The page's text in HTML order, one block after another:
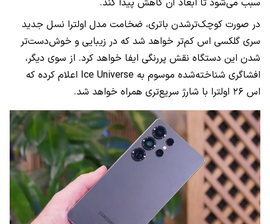
سبب می‌شود تا ابعاد آن کاهش پیدا کند.
در صورت کوچک‌ترشدن باتری، ضخامت مدل اولترا نسل جدید
سری گلکسی اس کم‌تر خواهد شد که در زیبایی و خوش‌دست‌تر
شدن این دستگاه نقش پررنگی ایفا خواهد کرد. از سوی دیگر،
افشاگری شناخته‌شده موسوم به Ice Universe اعلام کرده که
اس ۲۶ اولترا با شارژ سریع‌تری همراه خواهد شد.